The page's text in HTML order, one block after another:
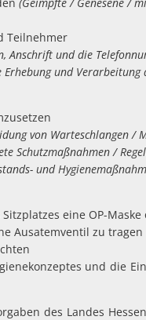
Teilnehmer
und die
und Verarbeitung
von Warteschlangen /
/
und
eine OP-Maske
Ausatemventil zu tragen
und die
des Landes